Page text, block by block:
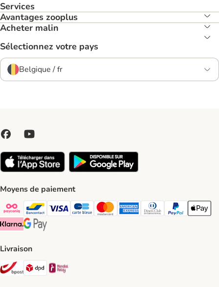
Services
Avantages zooplus
Acheter malin
Sélectionnez votre pays
Belgique / fr
Moyens de paiement
Payconiq Payment Method
bancontact Payment Method
Visa Payment Method
carte bleue Payment Method
Master card Payment Method
American express Payment
Diners club Payment
Paypal Payment
Apple
Klarna Payment Method
Google Pay Payment Method
Livraison
Bpost Shipping Method
DPD Shipping Method